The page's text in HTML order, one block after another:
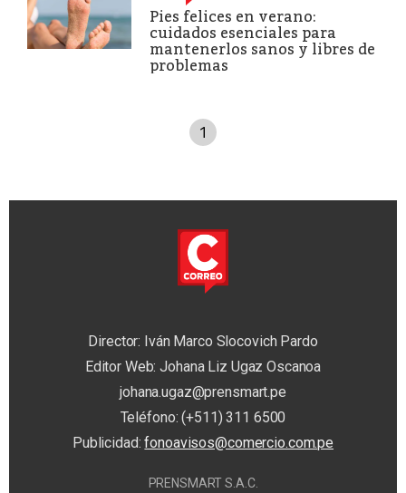
Pies felices en verano:
cuidados esenciales para
mantenerlos sanos y libres de
problemas
1
Director: Iván Marco Slocovich Pardo
Editor Web: Johana Liz Ugaz Oscanoa
johana.ugaz@prensmart.pe
Teléfono: (+511) 311 6500
Publicidad:fonoavisos@comercio.com.pe
PRENSMART S.A.C.